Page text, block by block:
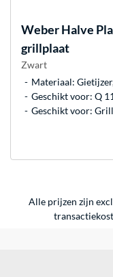
WeberHalve
grillplaat
Zwart
Materiaal:
Geschikt voor: Q
Geschikt voor: Grill
Alle prijzen zijn